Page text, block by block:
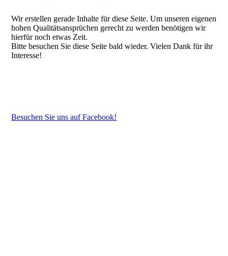
Wir erstellen gerade Inhalte für diese Seite. Um unseren eigenen
hohen Qualitätsansprüchen gerecht zu werden benötigen wir
hierfür noch etwas Zeit.
Bitte besuchen Sie diese Seite bald wieder. Vielen Dank für ihr
Interesse!
Besuchen Sie uns auf Facebook!